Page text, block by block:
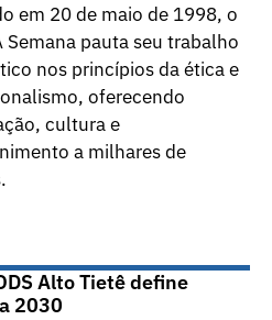
em 20 de maio de 1998, o
Semana pauta seu trabalho
nos princípios da ética e
oferecendo
cultura e
a milhares de
Alto Tietê define
2030